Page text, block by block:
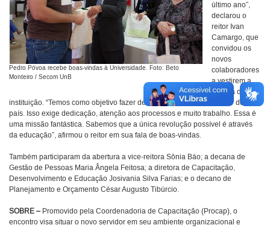
Pedro Póvoa recebe boas-vindas à Universidade. Foto: Beto
Monteiro / Secom UnB
último ano”,
declarou o
reitor Ivan
Camargo, que
convidou os
novos
colaboradores
a vestirem a
camisa da
instituição. “Temos como objetivo fazer dessa Universidade a melhor do
país. Isso exige dedicação, atenção aos processos e muito trabalho. Essa é
uma missão fantástica. Sabemos que a única revolução possível é através
da educação”, afirmou o reitor em sua fala de boas-vindas.
Também participaram da abertura a vice-reitora Sônia Báo; a decana de
Gestão de Pessoas Maria Ângela Feitosa; a diretora de Capacitação,
Desenvolvimento e Educação Josivania Silva Farias; e o decano de
Planejamento e Orçamento César Augusto Tibúrcio.
SOBRE –Promovido pela Coordenadoria de Capacitação (Procap), o
encontro visa situar o novo servidor em seu ambiente organizacional e